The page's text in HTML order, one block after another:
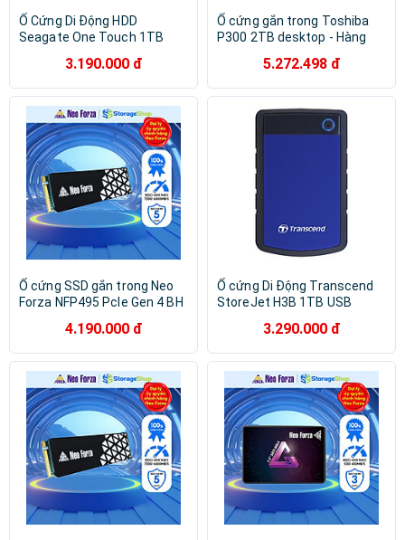
Ổ Cứng Di Động HDD
Seagate One Touch 1TB
Liệu Rescue_Hàng chính
hãng
3.190.000 đ
Ổ cứng gắn trong Toshiba
P300 2TB desktop - Hàng
5.272.498 đ
Ổ cứng SSD gắn trong Neo
Forza NFP495 PcIe Gen 4 BH
4.190.000 đ
Ổ cứng Di Động Transcend
StoreJet H3B 1TB USB
Hàng Chính Hãng
3.290.000 đ